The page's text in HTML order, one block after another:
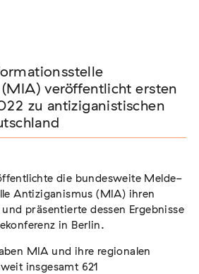
(MIA)
ersten
2022 zu
Vorfällen in
die bundesweite Melde-
veröffentlicht ersten
zu antiziganistischen
die bundesweite Melde-
Antiziganismus (MIA) ihren
präsentierte dessen Ergebnisse
in Berlin.
MIA und ihre regionalen
insgesamt 621